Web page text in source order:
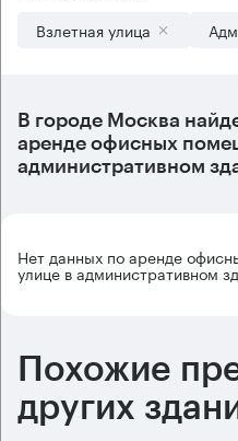
Взлетная улица
В городе Москва
аренде офисных
административном
Нет данных по аренде
улице в административном
Похожие
других